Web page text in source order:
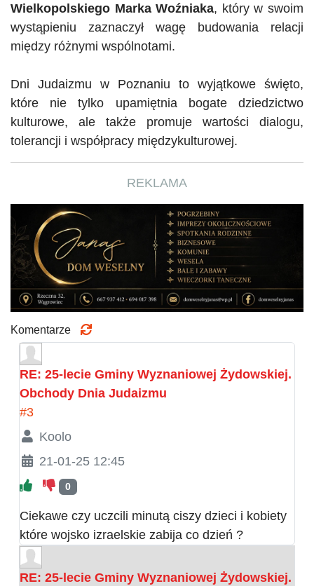
Wielkopolskiego Marka Woźniaka, który w swoim
wystąpieniu zaznaczył wagę budowania relacji
między różnymi wspólnotami.
Dni Judaizmu w Poznaniu to wyjątkowe święto,
które nie tylko upamiętnia bogate dziedzictwo
kulturowe, ale także promuje wartości dialogu,
tolerancji i współpracy międzykulturowej.
REKLAMA
Komentarze
RE: 25-lecie Gminy Wyznaniowej Żydowskiej.
Obchody Dnia Judaizmu
#3
Koolo
21-01-25 12:45
0
Ciekawe czy uczcili minutą ciszy dzieci i kobiety
które wojsko izraelskie zabija co dzień ?
RE: 25-lecie Gminy Wyznaniowej Żydowskiej.